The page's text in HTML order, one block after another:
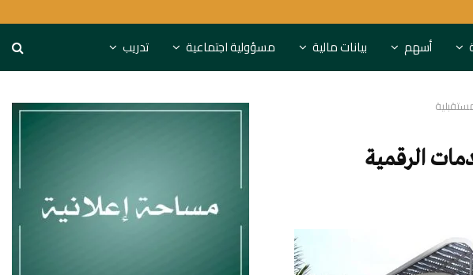
أسهم بيانات مالية مسؤولية اجتماعية تدريب
الرقمية